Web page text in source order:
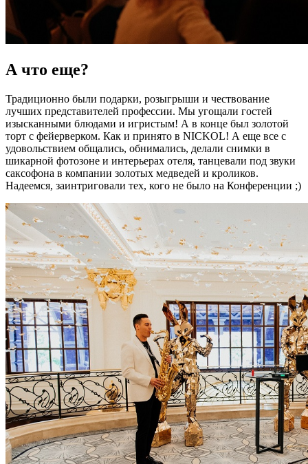
А что еще?
Традиционно были подарки, розыгрыши и чествование
лучших представителей профессии. Мы угощали гостей
изысканными блюдами и игристым! А в конце был золотой
торт с фейерверком. Как и принято в NICKOL! А еще все с
удовольствием общались, обнимались, делали снимки в
шикарной фотозоне и интерьерах отеля, танцевали под звуки
саксофона в компании золотых медведей и кроликов.
Надеемся, заинтриговали тех, кого не было на Конференции ;)